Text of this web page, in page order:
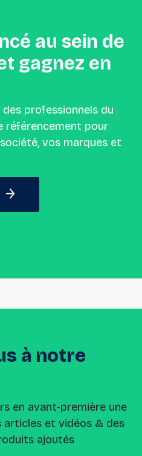
au sein de
gagnez en
professionnels du
référencement pour
vos marques et
à notre
en avant-première une
articles et vidéos & des
ajoutés